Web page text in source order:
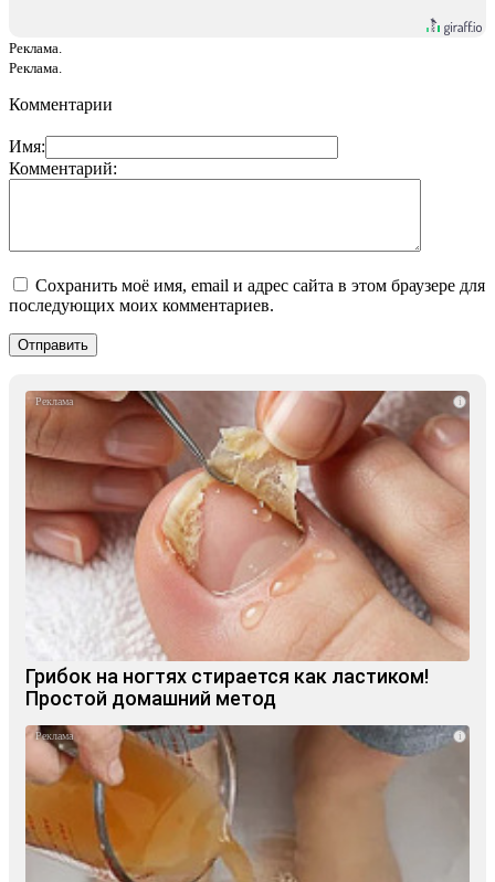
Реклама.
Реклама.
Комментарии
Имя:
Комментарий:
Сохранить моё имя, email и адрес сайта в этом браузере для
последующих моих комментариев.
i
Грибок на ногтях стирается как ластиком!
Простой домашний метод
i